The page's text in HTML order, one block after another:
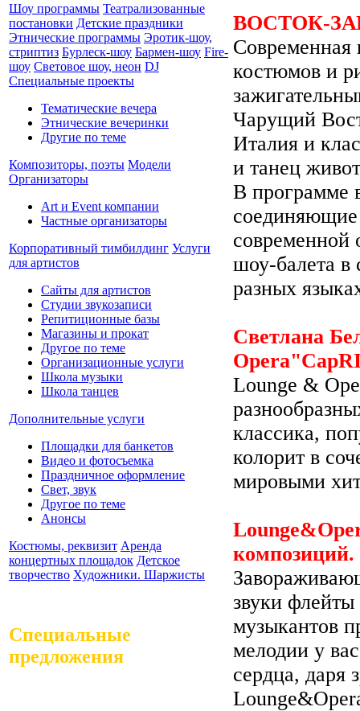
Шоу программы Театрализованные
постановки Детские праздники
Этнические программы Эротик-шоу,
стриптиз Бурлеск-шоу Бармен-шоу Fire-
шоу Световое шоу, неон DJ
Специальные проекты
Тематические вечера
Этнические вечеринки
Другие по теме
Композиторы, поэты Модели
Организаторы
Art и Event компании
Частные организаторы
Корпоративный тимбилдинг Услуги
для артистов
Сайты для артистов
Студии звукозаписи
Репитиционные базы
Магазины и прокат
Другое по теме
Организационные услуги
Школа музыки
Школа танцев
Дополнительные услуги
Площадки для банкетов
Видео и фотосъемка
Праздничное оформление
Свет, звук
Другое по теме
Анонсы
Костюмы, реквизит Аренда
концертных площадок Детское
творчество Художники. Шаржисты
Специальные
предложения
ВОСТОК-
костюмов и
Чарущий
Италия и
и танец
В программе
соединяющие
современной
шоу-балета в
разных
Светлана
Lounge &
классика,
колорит в
мировыми
композиций.
звуки
музыкантов
мелодии у
сердца, даря